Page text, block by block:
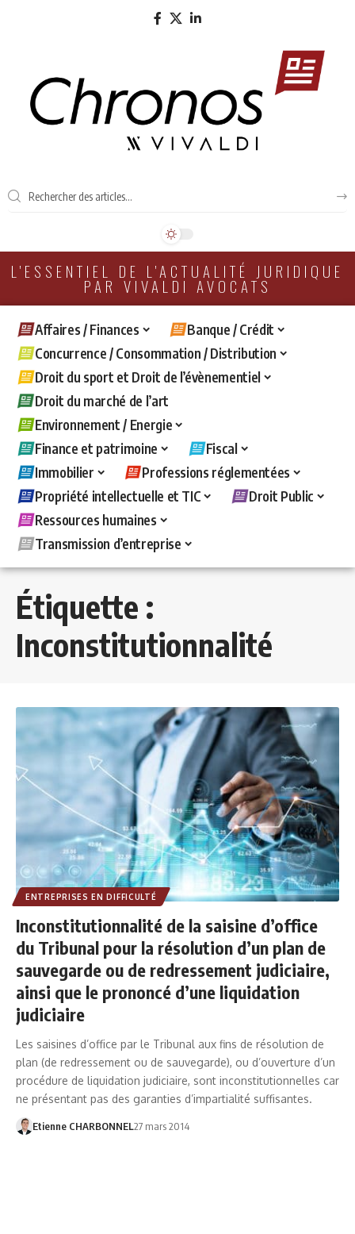
L'ESSENTIEL DE L'ACTUALITÉ JURIDIQUE
PAR VIVALDI AVOCATS
Affaires / Finances
Banque / Crédit
Concurrence / Consommation / Distribution
Droit du sport et Droit de l’évènementiel
Droit du marché de l’art
Environnement / Energie
Finance et patrimoine
Fiscal
Immobilier
Professions réglementées
Propriété intellectuelle et TIC
Droit Public
Ressources humaines
Transmission d’entreprise
Étiquette :
Inconstitutionnalité
ENTREPRISES EN DIFFICULTÉ
Inconstitutionnalité de la saisine d’office
du Tribunal pour la résolution d’un plan de
sauvegarde ou de redressement judiciaire,
ainsi que le prononcé d’une liquidation
judiciaire
Les saisines d’office par le Tribunal aux fins de résolution de
plan (de redressement ou de sauvegarde), ou d’ouverture d’un
procédure de liquidation judiciaire, sont inconstitutionnelles car
ne présentant pas des garanties d’impartialité suffisantes.
Etienne CHARBONNEL27 mars 2014